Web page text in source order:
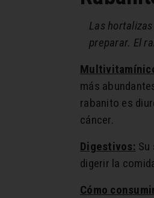
Las
preparar. El
más
rabanito es
cáncer.
Digestivos:
digerir la
Cómo